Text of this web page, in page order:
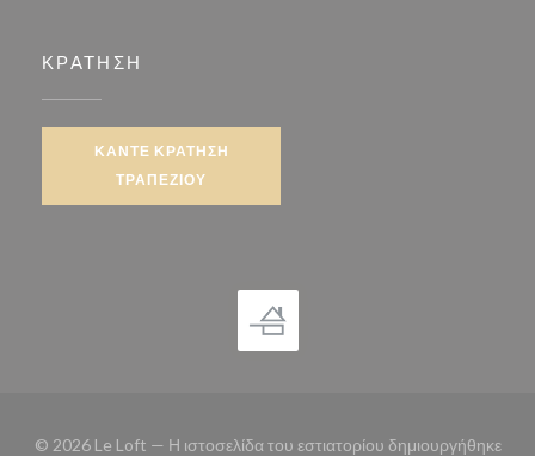
ΚΡΆΤΗΣΗ
ΚΆΝΤΕ ΚΡΆΤΗΣΗ
ΤΡΑΠΕΖΙΟΎ
© 2026 Le Loft — Η ιστοσελίδα του εστιατορίου δημιουργήθηκε